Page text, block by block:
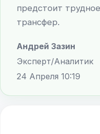
предстоит
трансфер.
Андрей Зазин
Эксперт/Аналитик
24 Апреля 10:19